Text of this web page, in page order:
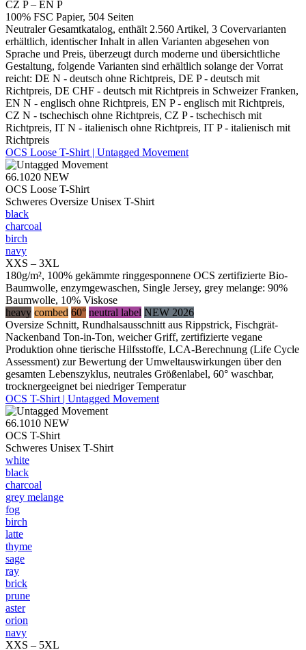
CZ P – EN P
100% FSC Papier, 504 Seiten
Neutraler Gesamtkatalog, enthält 2.560 Artikel, 3 Covervarianten
erhältlich, identischer Inhalt in allen Varianten abgesehen von
Sprache und Preis, überzeugt durch moderne und übersichtliche
Gestaltung, folgende Varianten sind erhältlich solange der Vorrat
reicht: DE N - deutsch ohne Richtpreis, DE P - deutsch mit
Richtpreis, DE CHF - deutsch mit Richtpreis in Schweizer Franken,
EN N - englisch ohne Richtpreis, EN P - englisch mit Richtpreis,
CZ N - tschechisch ohne Richtpreis, CZ P - tschechisch mit
Richtpreis, IT N - italienisch ohne Richtpreis, IT P - italienisch mit
Richtpreis
OCS Loose T-Shirt | Untagged Movement
66.1020 NEW
OCS Loose T-Shirt
Schweres Oversize Unisex T-Shirt
black
charcoal
birch
navy
XXS – 3XL
180g/m², 100% gekämmte ringgesponnene OCS zertifizierte Bio-
Baumwolle, enzymgewaschen, Single Jersey, grey melange: 90%
Baumwolle, 10% Viskose
heavy combed 60° neutral label NEW 2026
Oversize Schnitt, Rundhalsausschnitt aus Rippstrick, Fischgrät-
Nackenband Ton-in-Ton, weicher Griff, zertifizierte vegane
Produktion ohne tierische Hilfsstoffe, LCA-Berechnung (Life Cycle
Assessment) zur Bewertung der Umweltauswirkungen über den
gesamten Lebenszyklus, neutrales Größenlabel, 60° waschbar,
trocknergeeignet bei niedriger Temperatur
OCS T-Shirt | Untagged Movement
66.1010 NEW
OCS T-Shirt
Schweres Unisex T-Shirt
white
black
charcoal
grey melange
fog
birch
latte
thyme
sage
ray
brick
prune
aster
orion
navy
XXS – 5XL